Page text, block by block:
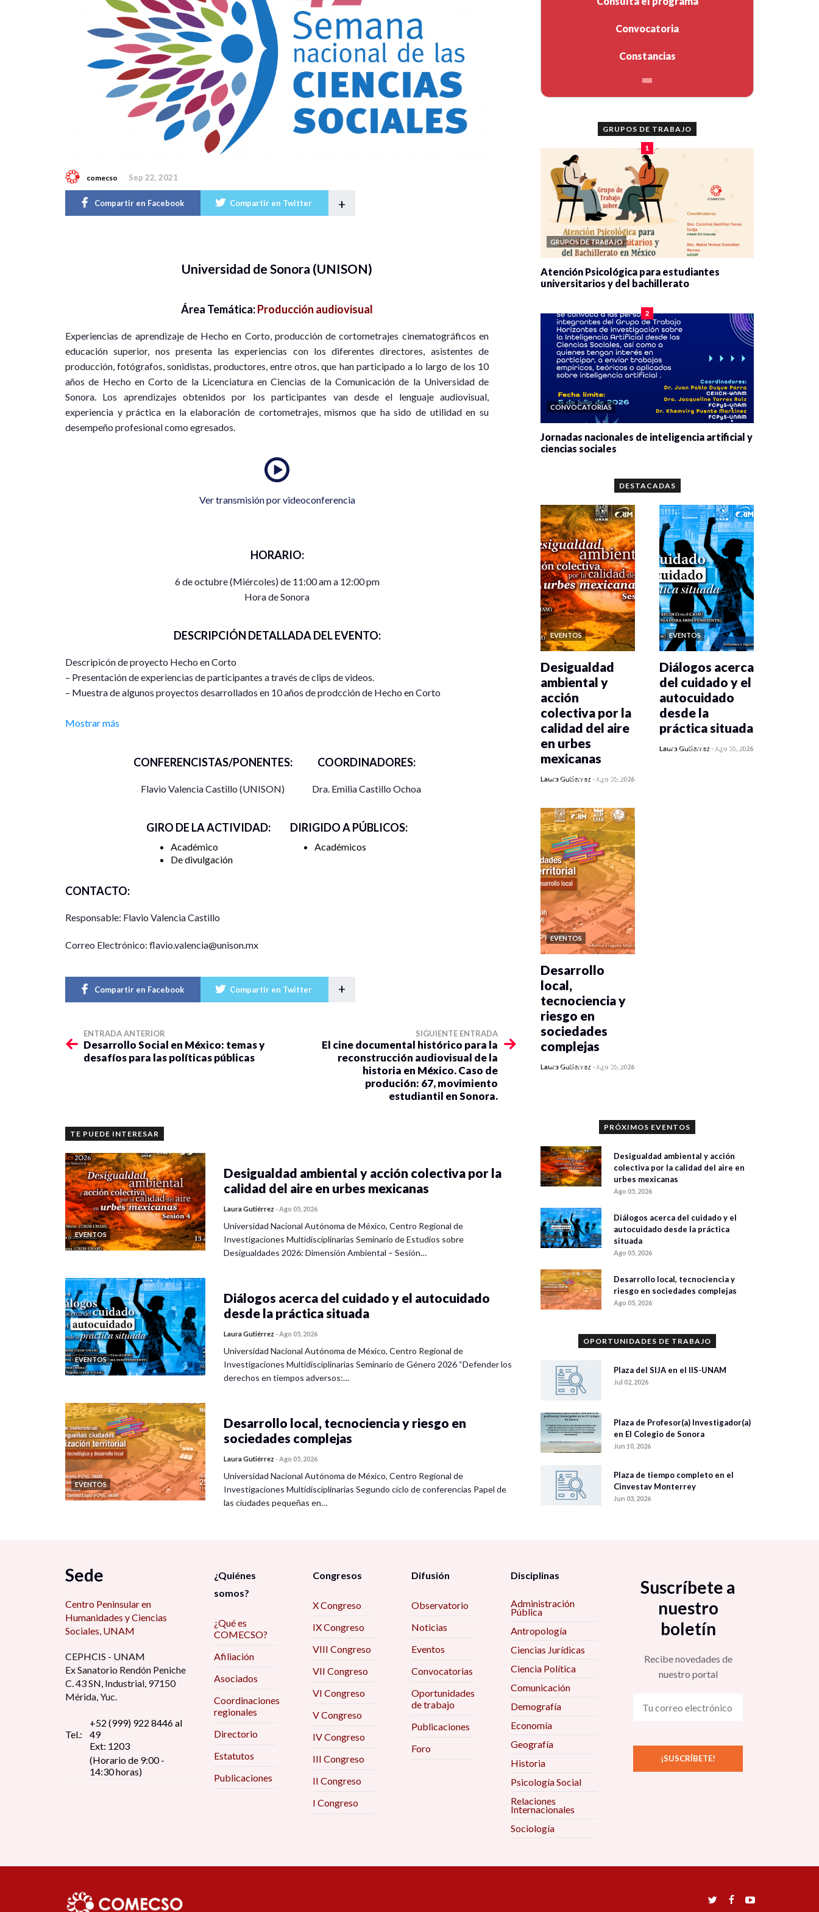
comecso Sep 22, 2021
Compartir en Facebook Compartir en Twitter +
Universidad de Sonora (UNISON)
Área Temática:Producción audiovisual
Experiencias de aprendizaje de Hecho en Corto, producción de cortometrajes cinematográficos en
educación superior, nos presenta las experiencias con los diferentes directores, asistentes de
producción, fotógrafos, sonidistas, productores, entre otros, que han participado a lo largo de los 10
años de Hecho en Corto de la Licenciatura en Ciencias de la Comunicación de la Universidad de
Sonora. Los aprendizajes obtenidos por los participantes van desde el lenguaje audiovisual,
experiencia y práctica en la elaboración de cortometrajes, mismos que ha sido de utilidad en su
desempeño profesional como egresados.
Ver transmisión por videoconferencia
HORARIO:
6 de octubre (Miércoles) de 11:00 am a 12:00 pm
Hora de Sonora
DESCRIPCIÓN DETALLADA DEL EVENTO:
Descripicón de proyecto Hecho en Corto
– Presentación de experiencias de participantes a través de clips de videos.
– Muestra de algunos proyectos desarrollados en 10 años de prodcción de Hecho en Corto
Mostrar más
CONFERENCISTAS/PONENTES:
Flavio Valencia Castillo (UNISON)
COORDINADORES:
Dra. Emilia Castillo Ochoa
GIRO DE LA ACTIVIDAD:
Académico
De divulgación
DIRIGIDO A PÚBLICOS:
Académicos
CONTACTO:
Responsable: Flavio Valencia Castillo
Correo Electrónico: flavio.valencia@unison.mx
Compartir en Facebook Compartir en Twitter +
ENTRADA ANTERIOR
Desarrollo Social en México: temas y
desafíos para las políticas públicas
SIGUIENTE ENTRADA
El cine documental histórico para la
reconstrucción audiovisual de la
historia en México. Caso de
produción: 67, movimiento
estudiantil en Sonora.
TE PUEDE INTERESAR
EVENTOS
Desigualdad ambiental y acción colectiva por la
calidad del aire en urbes mexicanas
Laura Gutiérrez -Ago 05, 2026
Universidad Nacional Autónoma de México, Centro Regional de
Investigaciones Multidisciplinarias Seminario de Estudios sobre
Desigualdades 2026: Dimensión Ambiental – Sesión…
EVENTOS
Diálogos acerca del cuidado y el autocuidado
desde la práctica situada
Laura Gutiérrez -Ago 05, 2026
Universidad Nacional Autónoma de México, Centro Regional de
Investigaciones Multidisciplinarias Seminario de Género 2026 “Defender los
derechos en tiempos adversos:…
EVENTOS
Desarrollo local, tecnociencia y riesgo en
sociedades complejas
Laura Gutiérrez -Ago 05, 2026
Universidad Nacional Autónoma de México, Centro Regional de
Investigaciones Multidisciplinarias Segundo ciclo de conferencias Papel de
las ciudades pequeñas en…
Convocatoria
Constancias
GRUPOS DE TRABAJO
1
GRUPOS DE TRABAJO
Atención Psicológica para estudiantes
universitarios y del bachillerato
2
CONVOCATORIAS
Jornadas nacionales de inteligencia artificial y
ciencias sociales
DESTACADAS
EVENTOS
0 veces compartido
Desigualdad
ambiental y
acción
colectiva por la
calidad del aire
en urbes
mexicanas
Laura Gutiérrez -Ago 05, 2026
EVENTOS
0 veces compartido
Diálogos acerca
del cuidado y el
autocuidado
desde la
práctica situada
Laura Gutiérrez -Ago 05, 2026
EVENTOS
0 veces compartido
Desarrollo
local,
tecnociencia y
riesgo en
sociedades
complejas
Laura Gutiérrez -Ago 05, 2026
PRÓXIMOS EVENTOS
Desigualdad ambiental y acción
colectiva por la calidad del aire en
urbes mexicanas
Ago 05, 2026
Diálogos acerca del cuidado y el
autocuidado desde la práctica
situada
Ago 05, 2026
Desarrollo local, tecnociencia y
riesgo en sociedades complejas
Ago 05, 2026
OPORTUNIDADES DE TRABAJO
Plaza del SIJA en el IIS-UNAM
Jul 02, 2026
Plaza de Profesor(a) Investigador(a)
en El Colegio de Sonora
Jun 10, 2026
Plaza de tiempo completo en el
Cinvestav Monterrey
Jun 03, 2026
Sede
Centro Peninsular en
Humanidades y Ciencias
Sociales, UNAM
CEPHCIS - UNAM
Ex Sanatorio Rendón Peniche
C. 43 SN, Industrial, 97150
Mérida, Yuc.
Tel.:
+52 (999) 922 8446 al
49
Ext: 1203
(Horario de 9:00 -
14:30 horas)
¿Quiénes
somos?
¿Qué es
COMECSO?
Afiliación
Asociados
Coordinaciones
regionales
Directorio
Estatutos
Publicaciones
Congresos
X Congreso
IX Congreso
VIII Congreso
VII Congreso
VI Congreso
V Congreso
IV Congreso
III Congreso
II Congreso
I Congreso
Difusión
Observatorio
Noticias
Eventos
Convocatorias
Oportunidades
de trabajo
Publicaciones
Foro
Disciplinas
Administración
Pública
Antropología
Ciencias Jurídicas
Ciencia Política
Comunicación
Demografía
Economía
Geografía
Historia
Psicología Social
Relaciones
Internacionales
Sociología
Suscríbete a
nuestro
boletín
Recibe novedades de
nuestro portal